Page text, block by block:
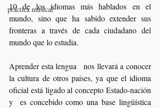
práctica musical
10 de los idiomas más hablados en el
mundo, sino que ha sabido extender sus
fronteras a través de cada ciudadano del
mundo que lo estudia.
Aprender esta lengua   nos llevará a conocer
la cultura de otros países, ya que el idioma
oficial está ligado al concepto Estado-nación
y  es concebido como una base lingüística